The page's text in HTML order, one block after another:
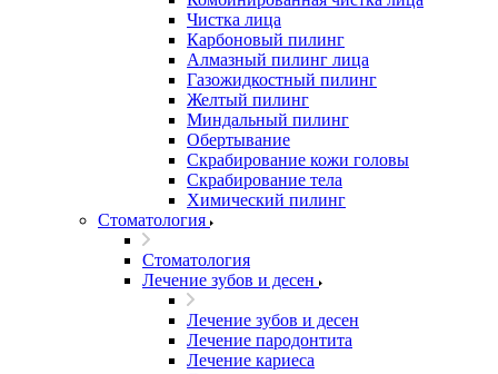
Чистка лица
Карбоновый пилинг
Алмазный пилинг лица
Газожидкостный пилинг
Желтый пилинг
Миндальный пилинг
Обертывание
Скрабирование кожи головы
Скрабирование тела
Химический пилинг
Стоматология
Стоматология
Лечение зубов и десен
Лечение зубов и десен
Лечение пародонтита
Лечение кариеса